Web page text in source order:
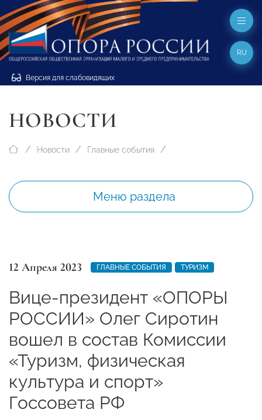
Версия для слабовидящих
RU
НОВОСТИ
Новости Главные события
Меню раздела
12 Апреля 2023 ГЛАВНЫЕ СОБЫТИЯ ТУРИЗМ
Вице-президент «ОПОРЫ
РОССИИ» Олег Сиротин
вошел в состав Комиссии
«Туризм, физическая
культура и спорт»
Госсовета РФ